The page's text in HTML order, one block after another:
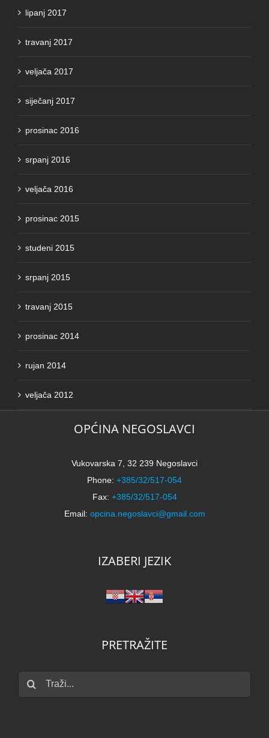
lipanj 2017
travanj 2017
veljača 2017
siječanj 2017
prosinac 2016
srpanj 2016
veljača 2016
prosinac 2015
studeni 2015
srpanj 2015
travanj 2015
prosinac 2014
rujan 2014
veljača 2012
OPĆINA NEGOSLAVCI
Vukovarska 7, 32 239 Negoslavci
Phone: +385/32/517-054
Fax: +385/32/517-054
Email: opcina.negoslavci@gmail.com
IZABERI JEZIK
PRETRAŽITE
Traži...